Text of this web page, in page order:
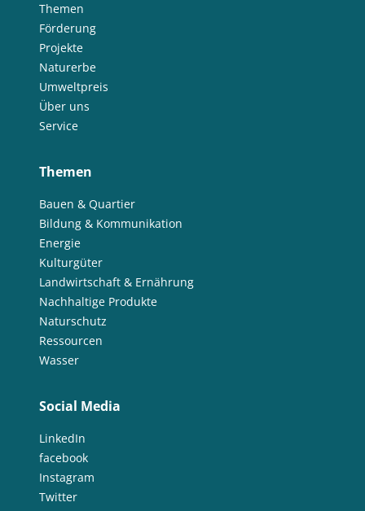
Themen
Förderung
Projekte
Naturerbe
Umweltpreis
Über uns
Service
Themen
Bauen & Quartier
Bildung & Kommunikation
Energie
Kulturgüter
Landwirtschaft & Ernährung
Nachhaltige Produkte
Naturschutz
Ressourcen
Wasser
Social Media
LinkedIn
facebook
Instagram
Twitter